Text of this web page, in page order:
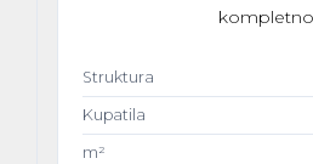
Struktura
Kupatila
m²